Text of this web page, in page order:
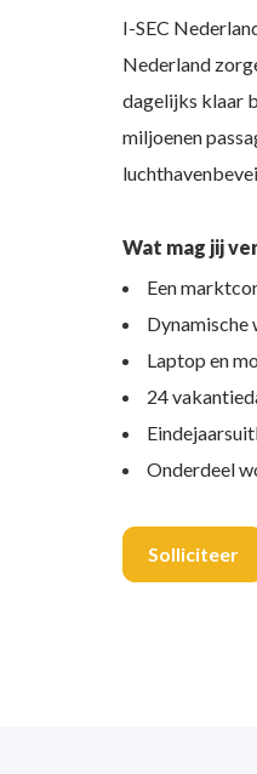
I-SEC
Nederland
dagelijks klaar
miljoenen
Wat mag jij
Een
Laptop en
24
Onderdeel